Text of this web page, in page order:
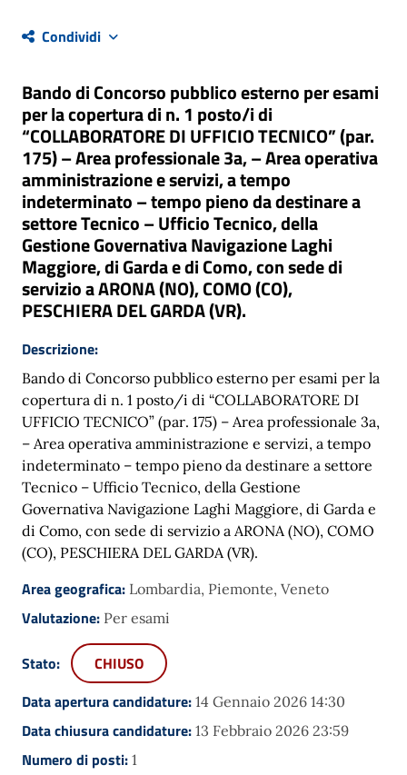
Condividi
Bando di Concorso pubblico esterno per esami
per la copertura di n. 1 posto/i di
“COLLABORATORE DI UFFICIO TECNICO” (par.
175) – Area professionale 3a, – Area operativa
amministrazione e servizi, a tempo
indeterminato – tempo pieno da destinare a
settore Tecnico – Ufficio Tecnico, della
Gestione Governativa Navigazione Laghi
Maggiore, di Garda e di Como, con sede di
servizio a ARONA (NO), COMO (CO),
PESCHIERA DEL GARDA (VR).
Descrizione:
Bando di Concorso pubblico esterno per esami per la
copertura di n. 1 posto/i di “COLLABORATORE DI
UFFICIO TECNICO” (par. 175) – Area professionale 3a,
– Area operativa amministrazione e servizi, a tempo
indeterminato – tempo pieno da destinare a settore
Tecnico – Ufficio Tecnico, della Gestione
Governativa Navigazione Laghi Maggiore, di Garda e
di Como, con sede di servizio a ARONA (NO), COMO
(CO), PESCHIERA DEL GARDA (VR).
Area geografica: Lombardia, Piemonte, Veneto
Valutazione: Per esami
Stato:
CHIUSO
Data apertura candidature: 14 Gennaio 2026 14:30
Data chiusura candidature: 13 Febbraio 2026 23:59
Numero di posti: 1